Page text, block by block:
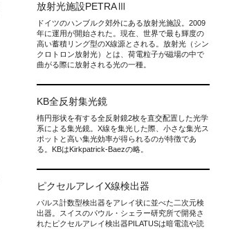
放射光施設PETRAⅢ
ドイツのハンブルク郊外にある放射光施設。2009
年に運用が開始された。現在、世界で最も輝度の
高い蓄積リング型のX線源とされる。放射光（シン
クロトロン放射光）とは、荷電粒子が磁場の中で
曲がる際に放射される光の一種。
KB全反射集光鏡
楕円形状を有する全反射鏡2枚を直交配置した光学
系による集光鏡。X線を集光した際、小さな集光ス
ポットと高い集光効率が得られるのが特徴であ
る。KBはKirkpatrick-Baezの略。
ピクセルアレイX線検出器
パルス計数型検出器をアレイ状に並べた二次元検
出器。スイスのパウル・シェラー研究所で開発さ
れたピクセルアレイ検出器PILATUSは暗電流や読